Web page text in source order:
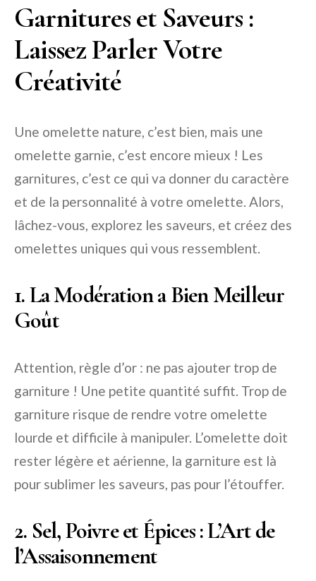
Garnitures et Saveurs :
Laissez Parler Votre
Créativité
Une omelette nature, c’est bien, mais une
omelette garnie, c’est encore mieux ! Les
garnitures, c’est ce qui va donner du caractère
et de la personnalité à votre omelette. Alors,
lâchez-vous, explorez les saveurs, et créez des
omelettes uniques qui vous ressemblent.
1. La Modération a Bien Meilleur
Goût
Attention, règle d’or : ne pas ajouter trop de
garniture ! Une petite quantité suffit. Trop de
garniture risque de rendre votre omelette
lourde et difficile à manipuler. L’omelette doit
rester légère et aérienne, la garniture est là
pour sublimer les saveurs, pas pour l’étouffer.
2. Sel, Poivre et Épices : L’Art de
l’Assaisonnement